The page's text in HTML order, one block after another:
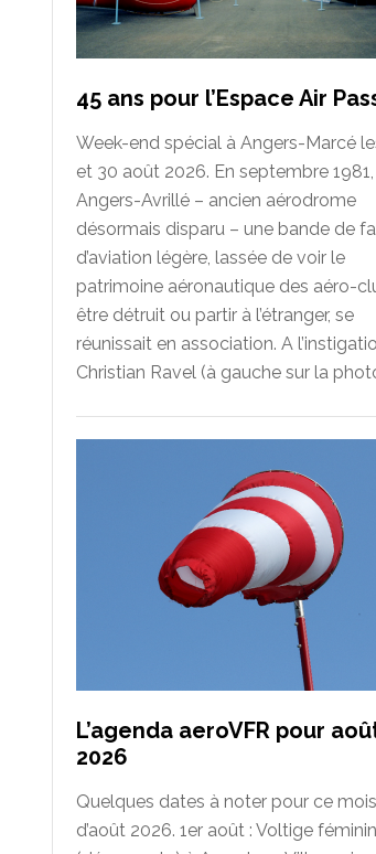
45 ans pour l’Espace Air
Week-end spécial à Angers-Marcé
et 30 août 2026. En septembre
Angers-Avrillé – ancien aérodrome
désormais disparu – une bande de
d’aviation légère, lassée de voir le
patrimoine aéronautique des aéro-
être détruit ou partir à l’étranger, se
réunissait en association. A
Christian Ravel (à gauche sur la
L’agenda aeroVFR pour
2026
Quelques dates à noter pour ce mois
d’août 2026. 1er août : Voltige